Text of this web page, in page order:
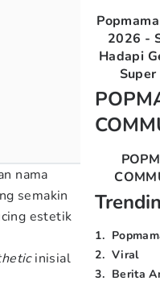
nama
semakin
estetik
inisial
2026 -
Hadapi
1.
2. Viral
3. Berita